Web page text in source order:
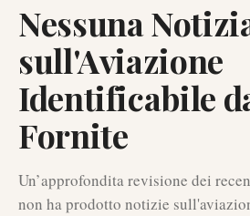
Nessuna
sull'Aviazione
Identificabile
Fornite
Un’approfondita revisione dei
non ha prodotto notizie